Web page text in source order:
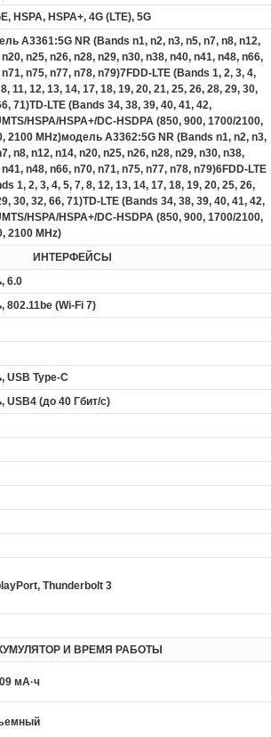
HSPA, HSPA+, 4G (LTE), 5G
A3361:5G NR (Bands n1, n2, n3, n5, n7, n8, n12,
n25, n26, n28, n29, n30, n38, n40, n41, n48, n66,
n75, n77, n78, n79)7FDD-LTE (Bands 1, 2, 3, 4,
11, 12, 13, 14, 17, 18, 19, 20, 21, 25, 26, 28, 29, 30,
71)TD-LTE (Bands 34, 38, 39, 40, 41, 42,
HSPA/HSPA+/DC‑HSDPA (850, 900, 1700/2100,
2100 MHz)модель A3362:5G NR (Bands n1, n2, n3,
n8, n12, n14, n20, n25, n26, n28, n29, n30, n38,
n48, n66, n70, n71, n75, n77, n78, n79)6FDD-LTE
1, 2, 3, 4, 5, 7, 8, 12, 13, 14, 17, 18, 19, 20, 25, 26,
30, 32, 66, 71)TD-LTE (Bands 34, 38, 39, 40, 41, 42,
HSPA/HSPA+/DC‑HSDPA (850, 900, 1700/2100,
2100 MHz)
ИНТЕРФЕЙСЫ
6.0
802.11be (Wi-Fi 7)
USB Type-C
USB4 (до 40 Гбит/с)
Thunderbolt 3
И ВРЕМЯ РАБОТЫ
мА·ч